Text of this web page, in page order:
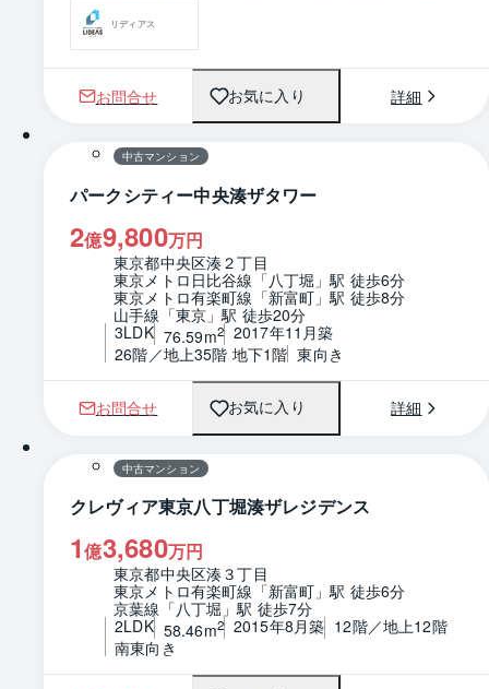
リディアス
お問合せ お気に入り 詳細
1 / 0 間取り
中古マンション
パークシティー中央湊ザタワー
2億9,800万円
東京都中央区湊２丁目
東京メトロ日比谷線「八丁堀」駅 徒歩6分
東京メトロ有楽町線「新富町」駅 徒歩8分
山手線「東京」駅 徒歩20分
3LDK 76.59m2 2017年11月築
26階／地上35階 地下1階 東向き
お問合せ お気に入り 詳細
1 / 0 間取り
中古マンション
クレヴィア東京八丁堀湊ザレジデンス
1億3,680万円
東京都中央区湊３丁目
東京メトロ有楽町線「新富町」駅 徒歩6分
京葉線「八丁堀」駅 徒歩7分
2LDK 58.46m2 2015年8月築 12階／地上12階
南東向き